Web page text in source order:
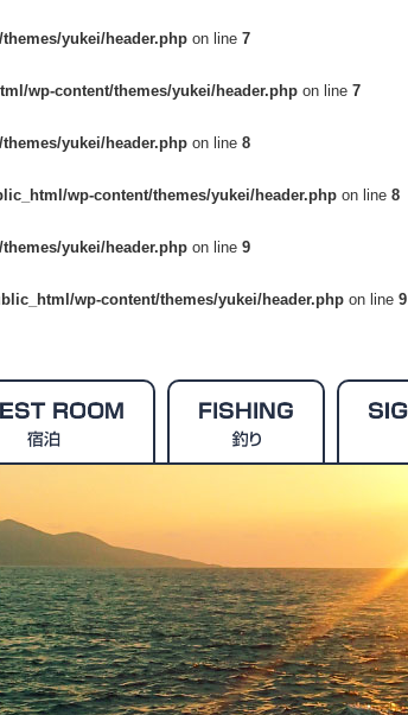
yukei/header.php on line 7
wp-content/themes/yukei/header.php on line 7
yukei/header.php on line 8
wp-content/themes/yukei/header.php on line 8
yukei/header.php on line 9
wp-content/themes/yukei/header.php on line 9